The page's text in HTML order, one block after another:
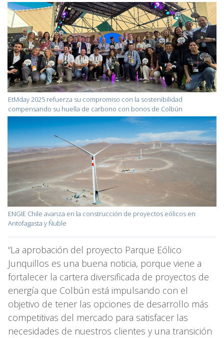
EtMday 2025 refuerza su compromiso con la sostenibilidad
compensando su huella de carbono con bonos de Colbún
ENGIE Chile avanza en la construcción de proyectos eólicos en
Antofagasta y Ñuble
“La aprobación del proyecto Parque Eólico
Junquillos es una buena noticia, porque viene a
fortalecer la cartera diversificada de proyectos de
energía que Colbún está impulsando con el
objetivo de tener las opciones de desarrollo más
competitivas del mercado para satisfacer las
necesidades de nuestros clientes y una transición